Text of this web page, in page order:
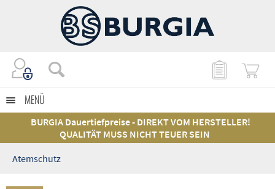
MENÜ
BURGIA Dauertiefpreise - DIREKT VOM HERSTELLER!
QUALITÄT MUSS NICHT TEUER SEIN
Atemschutz